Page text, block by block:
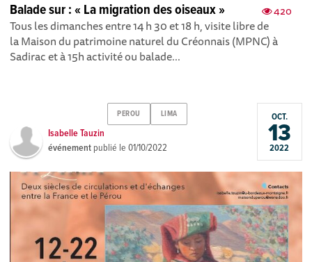
420
Balade sur : « La migration des oiseaux »
Tous les dimanches entre 14 h 30 et 18 h, visite libre de
la Maison du patrimoine naturel du Créonnais (MPNC) à
Sadirac et à 15h activité ou balade...
PEROU LIMA
Isabelle Tauzin
événement publié le01/10/2022
OCT.
13
2022